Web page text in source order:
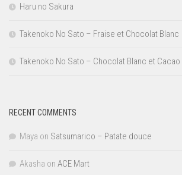
Haru no Sakura
Takenoko No Sato – Fraise et Chocolat Blanc
Takenoko No Sato – Chocolat Blanc et Cacao
RECENT COMMENTS
Maya on Satsumarico – Patate douce
Akasha on ACE Mart